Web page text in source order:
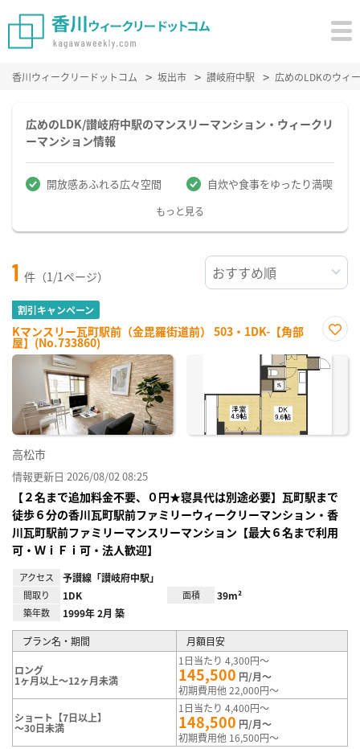
香川ウィークリードットコム 坂出市 讃岐府中駅 広めのLDKのウィ
広めのLDK/讃岐府中駅のマンスリーマンション・ウィークリ
ーマンション情報
開放感あふれる広々空間 自炊や食事をゆったり満喫
もっと見る
1 件（1/1ページ）
割引キャンペーン
Kマンスリー瓦町駅前（金毘羅街道前） 503・1DK-【角部
屋】(No.733860)
に入
り登
高松市
情報更新日 2026/08/02 08:25
【２名まで追加料金不要、０円★寝具代は別途必要】瓦町駅まで
徒歩６分の香川瓦町駅前ファミリーウィークリーマンション・香
川瓦町駅前ファミリーマンスリーマンション【最大６名まで利用
可・ＷｉＦｉ可・法人歓迎】
アクセス 予讃線「讃岐府中駅」
間取り 1DK 面積 39m²
築年数 1999年 2月 築
プラン名・期間 月額目安
ロング
1ヶ月以上～12ヶ月未満
1日当たり 4,300円～
145,500 円/月～
初期費用他 22,000円～
ショート【7日以上】
～30日未満
1日当たり 4,400円～
148,500 円/月～
初期費用他 16,500円～